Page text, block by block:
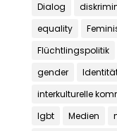
Dialog
equality
Flüchtlingspolitik
gender
interkulturelle
lgbt
Medien